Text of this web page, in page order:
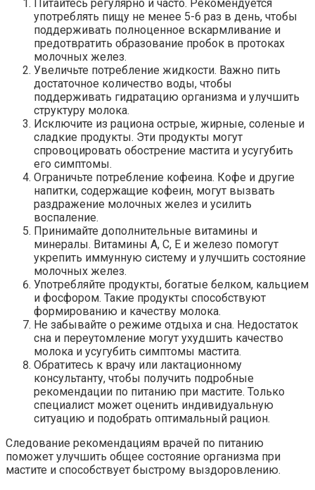
Питайтесь регулярно и часто. Рекомендуется
употреблять пищу не менее 5-6 раз в день, чтобы
поддерживать полноценное вскармливание и
предотвратить образование пробок в протоках
молочных желез.
Увеличьте потребление жидкости. Важно пить
достаточное количество воды, чтобы
поддерживать гидратацию организма и улучшить
структуру молока.
Исключите из рациона острые, жирные, соленые и
сладкие продукты. Эти продукты могут
спровоцировать обострение мастита и усугубить
его симптомы.
Ограничьте потребление кофеина. Кофе и другие
напитки, содержащие кофеин, могут вызвать
раздражение молочных желез и усилить
воспаление.
Принимайте дополнительные витамины и
минералы. Витамины А, С, Е и железо помогут
укрепить иммунную систему и улучшить состояние
молочных желез.
Употребляйте продукты, богатые белком, кальцием
и фосфором. Такие продукты способствуют
формированию и качеству молока.
Не забывайте о режиме отдыха и сна. Недостаток
сна и переутомление могут ухудшить качество
молока и усугубить симптомы мастита.
Обратитесь к врачу или лактационному
консультанту, чтобы получить подробные
рекомендации по питанию при мастите. Только
специалист может оценить индивидуальную
ситуацию и подобрать оптимальный рацион.
Следование рекомендациям врачей по питанию
поможет улучшить общее состояние организма при
мастите и способствует быстрому выздоровлению.